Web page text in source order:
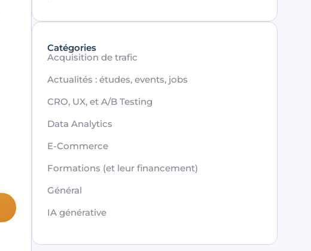
Catégories
Acquisition de trafic
Actualités : études, events, jobs
CRO, UX, et A/B Testing
Data Analytics
E-Commerce
Formations (et leur financement)
Général
IA générative